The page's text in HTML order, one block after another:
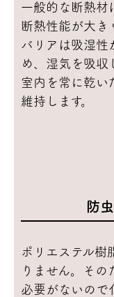
一般的な断熱材
断熱性能が大き
バリアは吸湿性
め、湿気を吸収
室内を常に乾い
維持します。
防
ポリエステル樹
りません。その
必要がないので